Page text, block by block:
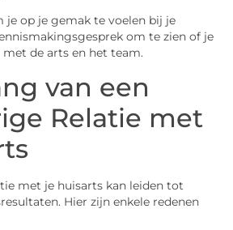
je op je gemak te voelen bij je
om te zien of je
de arts en het team.
van een
Relatie met
met je huisarts kan leiden tot
Hier zijn enkele redenen